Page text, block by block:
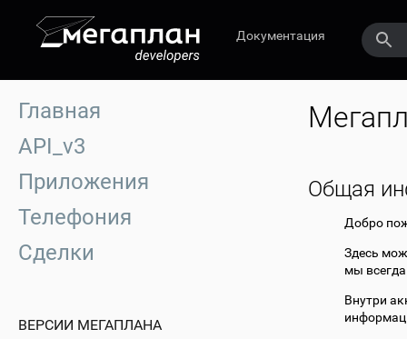
Документация
Главная
API_v3
Приложения
Телефония
Сделки
ВЕРСИИ МЕГАПЛАНА
Общая
Добро
Здесь
мы
Внутри